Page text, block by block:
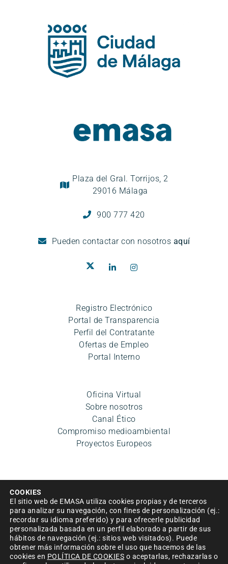
Plaza del Gral. Torrijos, 2
29016 Málaga
900 777 420
Pueden contactar con nosotros aquí
Registro Electrónico
Portal de Transparencia
Perfil del Contratante
Ofertas de Empleo
Portal Interno
Oficina Virtual
Sobre nosotros
Canal Ético
Compromiso medioambiental
Proyectos Europeos
Aviso legal|Política de privacidad|Condiciones de uso
|Accesibilidad|Política de cookies|Mapa del sitio
Política de Seguridad de la información
COOKIES
El sitio web de EMASA utiliza cookies propias y de terceros
para analizar su navegación, con fines de personalización (ej.:
recordar su idioma preferido) y para ofrecerle publicidad
personalizada basada en un perfil elaborado a partir de sus
hábitos de navegación (ej.: sitios web visitados). Puede
obtener más información sobre el uso que hacemos de las
cookies en POLÍTICA DE COOKIES o aceptarlas, rechazarlas o